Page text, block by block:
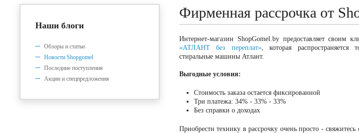
Фирменная рассрочка от
Интернет-магазин ShopGomel.by предоставляет своим
«АТЛАНТ без переплат», которая
стиральные машины Атлант.
Выгодные условия:
Стоимость заказа остается фиксированной
Три платежа: 34% - 33% - 33%
Без справки о доходах
Приобрести технику в рассрочку очень просто -
Наши блоги
Обзоры и статьи
Новости Shopgomel
Последние поступления
Акции и спецпредложения